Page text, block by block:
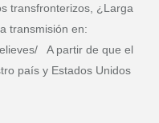
transfronterizos, ¿Larga
transmisión en:
A partir de que el
país y Estados Unidos